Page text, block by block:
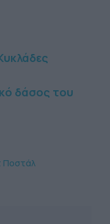
δάσος του
Ποστάλ